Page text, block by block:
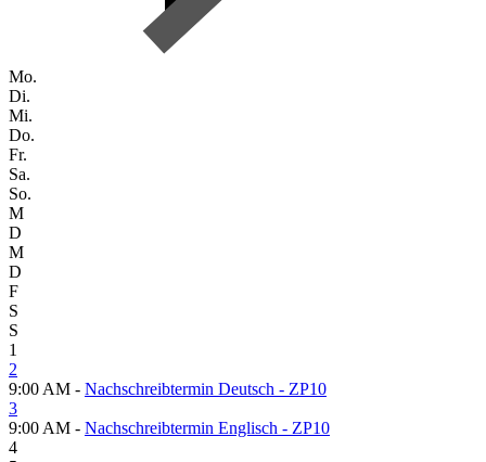
Mo.
Di.
Mi.
Do.
Fr.
Sa.
So.
M
D
M
D
F
S
S
1
2
9:00 AM - Nachschreibtermin Deutsch - ZP10
3
9:00 AM - Nachschreibtermin Englisch - ZP10
4